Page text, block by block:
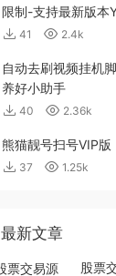
限制-支持最新版本
41 2.4k
自动去刷视频挂机
养好小助手
40 2.36k
熊猫靓号扫号VIP版
37 1.25k
最新文章
股票